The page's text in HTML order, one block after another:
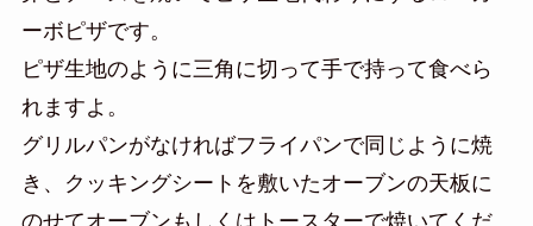
ーボピザです。
ピザ生地のように三角に切って手で持って食べら
れますよ。
グリルパンがなければフライパンで同じように焼
き、クッキングシートを敷いたオーブンの天板に